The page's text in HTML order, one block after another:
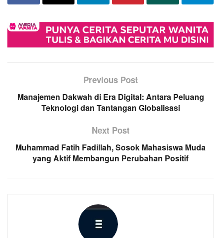
Previous Post
Manajemen Dakwah di Era Digital: Antara Peluang
Teknologi dan Tantangan Globalisasi
Next Post
Muhammad Fatih Fadillah, Sosok Mahasiswa Muda
yang Aktif Membangun Perubahan Positif